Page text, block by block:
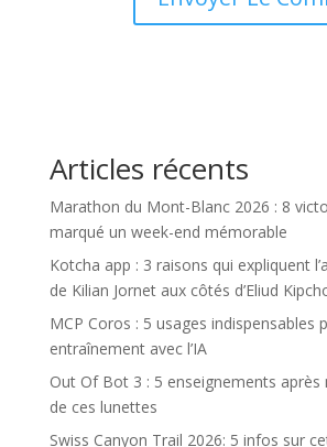
n
t
i
v
e
:
Articles récents
Marathon du Mont-Blanc 2026 : 8
marqué un week-end mémorable
Kotcha app : 3 raisons qui expliquent
de Kilian Jornet aux côtés d’Eliud
MCP Coros : 5 usages indispensables
entraînement avec l’IA
Out Of Bot 3 : 5 enseignements
de ces lunettes
Swiss Canyon Trail 2026: 5 infos sur